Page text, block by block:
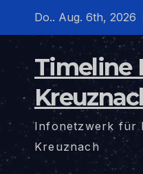
Do.. Aug. 6th, 2026
Timeline
Infonetzwerk für
Kreuznach